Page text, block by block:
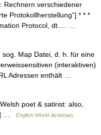
Rechnern verschiedener
Protokollherstellung“] * * *
Protocol, dt.… …
Map Datei, d. h. für eine
(interaktiven)
Adressen enthält …
poet & satirist: also,
…
English World dictionary